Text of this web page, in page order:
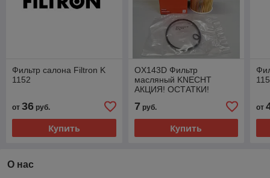
Фильтр салона Filtron K
1152
от 36 руб.
Купить
OX143D Фильтр
масляный KNECHT
АКЦИЯ! ОСТАТКИ!
7 руб.
Купить
от
О нас